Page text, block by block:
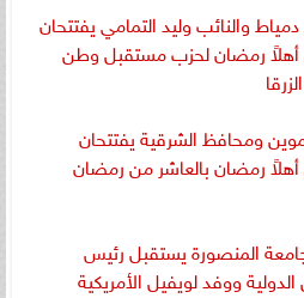
والنائب وليد التمامي يفتتحان
رمضان لحزب مستقبل وطن
ومحافظ الشرقية يفتتحان
رمضان بالعاشر من رمضان
المنصورة يستقبل رئيس
الدولية ووفد لويفيل الأمريكية